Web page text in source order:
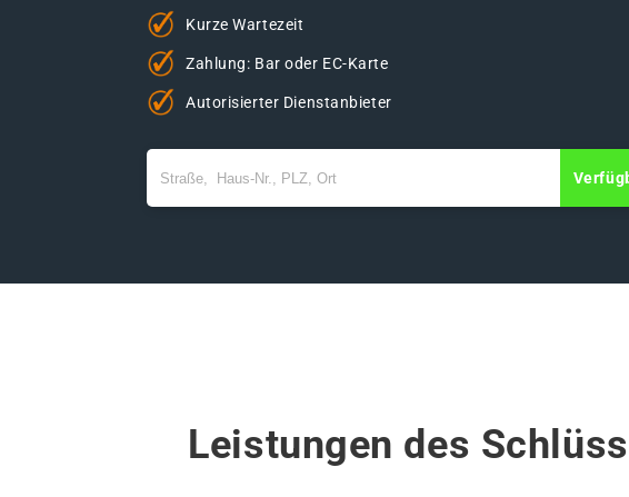
Kurze Wartezeit
Zahlung: Bar oder EC-Karte
Autorisierter Dienstanbieter
Leistungen des